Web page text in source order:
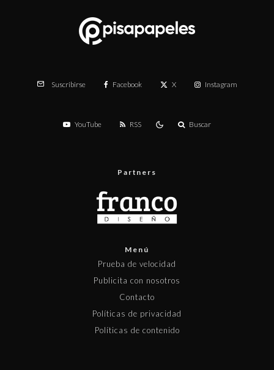
Suscribirse Facebook X Instagram
YouTube RSS Buscar
Partners
Menú
Prueba de velocidad
Publicita con nosotros
Contacto
Políticas de privacidad
Políticas de contenido